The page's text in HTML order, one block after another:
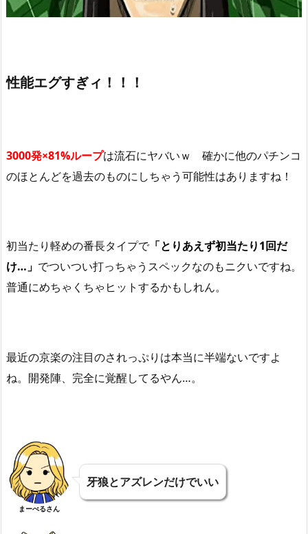
性能エグすぎィ！！！
3000発×81%ループは流石にヤバいｗ 確かに他のパチンコ
のほとんどを過去のものにしちゃう可能性はありますね！
初当たり軽めの番長タイプで「とりあえず初当たり1回だ
け…」 でついつい打っちゃうスペックなのもニクいですね。
普通にめちゃくちゃヒットするかもしれん。
最近の京楽の注目のされっぷりは本当に半端ないですよ
ね。開発陣、完全に覚醒してるやん…。
まーべるさん
牙狼とアズレンだけでいい